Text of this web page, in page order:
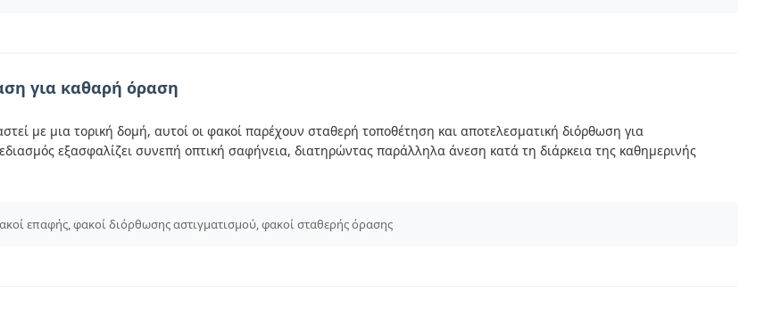
για καθαρή όραση
με μια τορική δομή, αυτοί οι φακοί παρέχουν σταθερή τοποθέτηση και αποτελεσματική διόρθωση για
εξασφαλίζει συνεπή οπτική σαφήνεια, διατηρώντας παράλληλα άνεση κατά τη διάρκεια της καθημερινής
επαφής, φακοί διόρθωσης αστιγματισμού, φακοί σταθερής όρασης